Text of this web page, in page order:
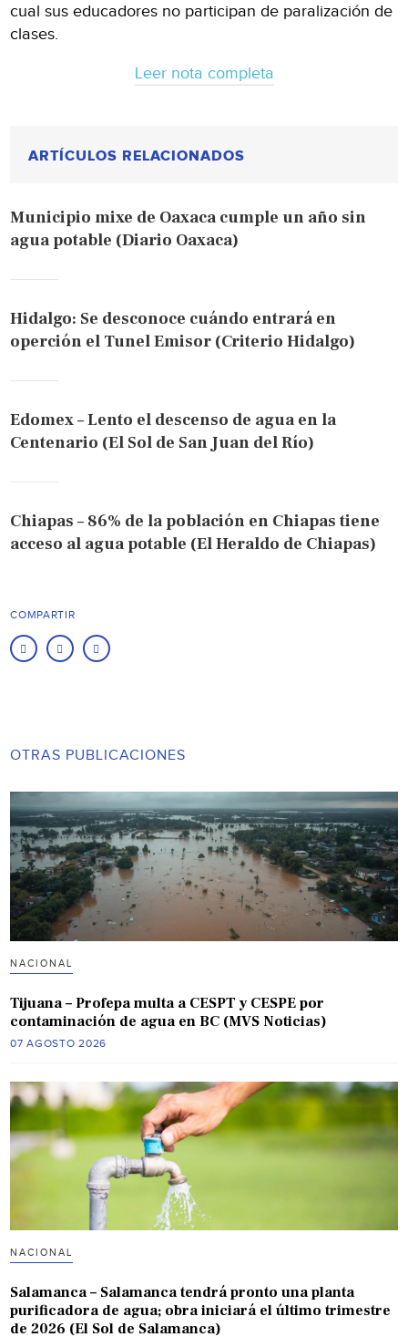
cual sus educadores no participan de paralización de
clases.
Leer nota completa
ARTÍCULOS RELACIONADOS
Municipio mixe de Oaxaca cumple un año sin
agua potable (Diario Oaxaca)
Hidalgo: Se desconoce cuándo entrará en
operción el Tunel Emisor (Criterio Hidalgo)
Edomex – Lento el descenso de agua en la
Centenario (El Sol de San Juan del Río)
Chiapas – 86% de la población en Chiapas tiene
acceso al agua potable (El Heraldo de Chiapas)
COMPARTIR
OTRAS PUBLICACIONES
NACIONAL
Tijuana – Profepa multa a CESPT y CESPE por
contaminación de agua en BC (MVS Noticias)
07 AGOSTO 2026
NACIONAL
Salamanca – Salamanca tendrá pronto una planta
purificadora de agua; obra iniciará el último trimestre
de 2026 (El Sol de Salamanca)